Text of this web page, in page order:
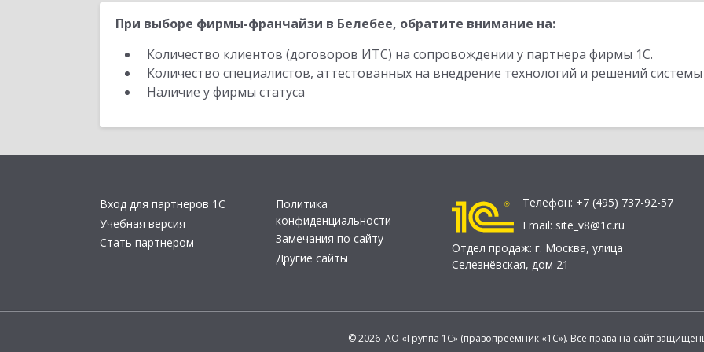
При выборе фирмы-франчайзи в Белебее, обратите внимание на:
Количество клиентов (договоров ИТС) на сопровождении у партнера фирмы 1С.
Количество специалистов, аттестованных на внедрение технологий и решений
Наличие у фирмы статуса
Вход для партнеров 1С
Учебная версия
Стать партнером
Политика
конфиденциальности
Замечания по сайту
Другие сайты
Телефон: +7 (495) 737-92-57
Email: site_v8@1c.ru
Отдел продаж: г. Москва, улица
Селезнёвская, дом 21
© 2026 АО «Группа 1С» (правопреемник «1С»). Все права на сайт